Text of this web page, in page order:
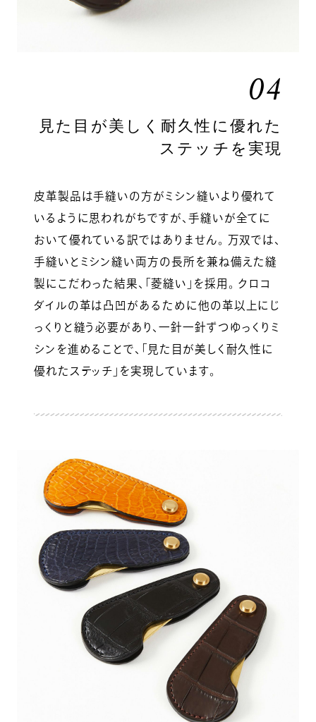
04
見た目が美しく耐久性に優れた
ステッチを実現
皮革製品は手縫いの方がミシン縫いより優れて
いるように思われがちですが、手縫いが全てに
おいて優れている訳ではありません。 万双では、
手縫いとミシン縫い両方の長所を兼ね備えた縫
製にこだわった結果、「菱縫い」を採用。 クロコ
ダイルの革は凸凹があるために他の革以上にじ
っくりと縫う必要があり、一針一針ずつゆっくりミ
シンを進めることで、「見た目が美しく耐久性に
優れたステッチ」を実現しています。